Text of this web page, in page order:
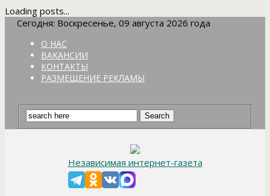
Loading posts...
Сегодня: Воскресенье, 09 августа 2026 года
О НАС
ВАКАНСИИ
КОНТАКТЫ
РАЗМЕЩЕНИЕ РЕКЛАМЫ
Независимая интернет-газета